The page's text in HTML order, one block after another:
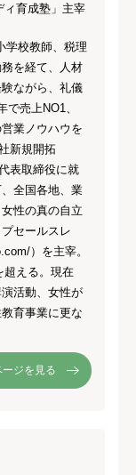
ィ育成塾」主宰
学校教師、税理
を経て、人材
ながら、礼儀
売上NO1、
業ノウハウを
新規開拓
表取締役に就
全国各地、業
性の真の自立
セールスレ
）を主宰。
超える。現在
活動、女性が
育事業に更な
ジを見る